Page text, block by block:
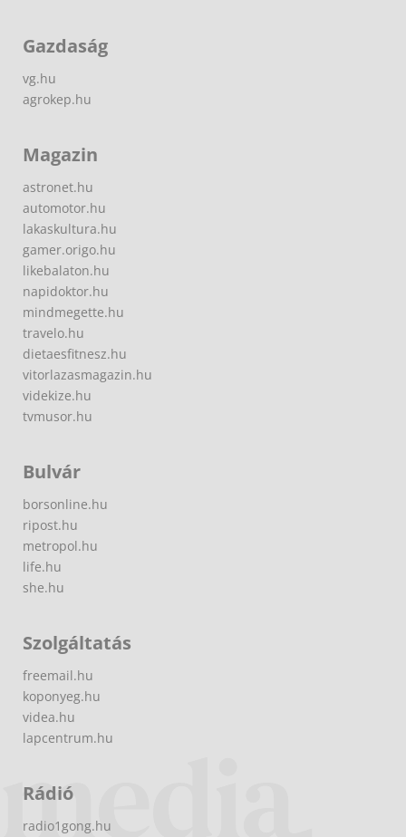
Gazdaság
vg.hu
agrokep.hu
Magazin
astronet.hu
automotor.hu
lakaskultura.hu
gamer.origo.hu
likebalaton.hu
napidoktor.hu
mindmegette.hu
travelo.hu
dietaesfitnesz.hu
vitorlazasmagazin.hu
videkize.hu
tvmusor.hu
Bulvár
borsonline.hu
ripost.hu
metropol.hu
life.hu
she.hu
Szolgáltatás
freemail.hu
koponyeg.hu
videa.hu
lapcentrum.hu
Rádió
radio1gong.hu